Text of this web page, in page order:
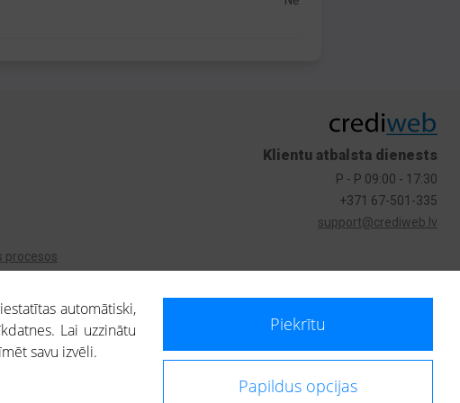
procesos
Klientu atbalsta dienests
P - P 09:00 - 17:30
+371 67-501-335
support@crediweb.lv
Portāla lietotājs, izmantojot portālā saņemto informāciju, ir atbildīgs par fizisko
automātiski,
Lai uzzinātu
savu izvēli.
Piekrītu
Papildus opcijas